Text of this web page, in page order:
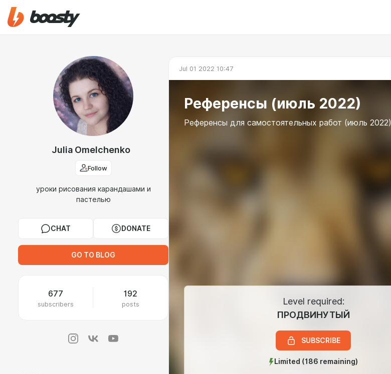
Julia Omelchenko
Follow
уроки рисования карандашами и
пастелью
CHAT DONATE
GO TO BLOG
677
subscribers
192
posts
Jul 01 2022 10:47
Референсы (июль 2022)
Референсы для самостоятельных работ (июль 2022)
Level required:
ПРОДВИНУТЫЙ
SUBSCRIBE
Limited (186 remaining)